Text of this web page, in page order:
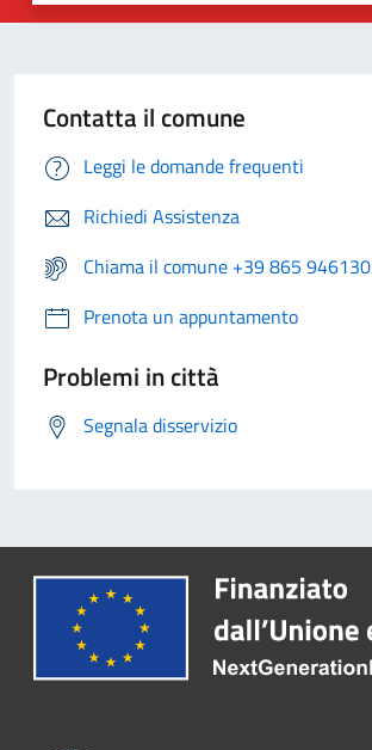
Contatta il comune
Leggi le domande frequenti
Richiedi Assistenza
Chiama il comune +39 865 946130
Prenota un appuntamento
Problemi in città
Segnala disservizio